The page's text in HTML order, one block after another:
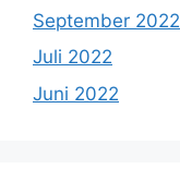
September 2022
Juli 2022
Juni 2022